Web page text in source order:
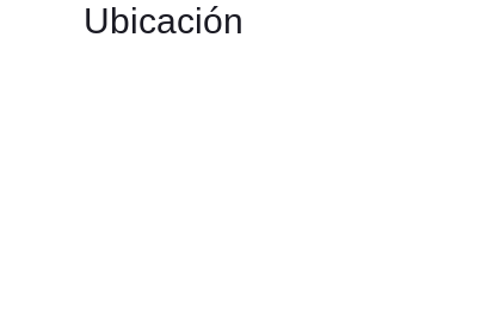
Ubicación